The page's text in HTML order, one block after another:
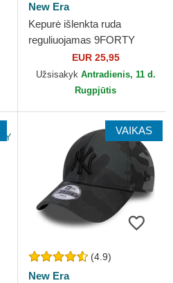
New Era
Kepurė išlenkta ruda
reguliuojamas 9FORTY
League Essential New York
Yankees MLB New Era
EUR 25,95
Užsisakyk Antradienis, 11 d.
Rugpjūtis
VAIKAS
(4.9)
New Era